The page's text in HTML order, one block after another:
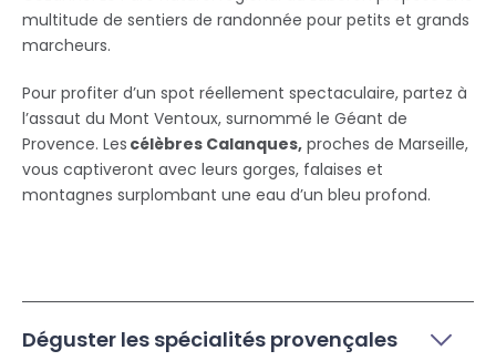
multitude de sentiers de randonnée pour petits et grands
marcheurs.
Pour profiter d’un spot réellement spectaculaire, partez à
l’assaut du Mont Ventoux, surnommé le Géant de
Provence. Les célèbres Calanques, proches de Marseille,
vous captiveront avec leurs gorges, falaises et
montagnes surplombant une eau d’un bleu profond.
Déguster les spécialités provençales